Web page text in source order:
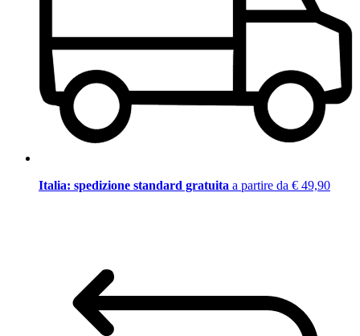
Italia: spedizione standard gratuita a partire da € 49,90